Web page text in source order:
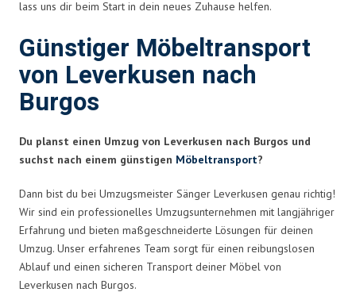
lass uns dir beim Start in dein neues Zuhause helfen.
Günstiger Möbeltransport
von Leverkusen nach
Burgos
Du planst einen Umzug von Leverkusen nach Burgos und
suchst nach einem günstigen Möbeltransport?
Dann bist du bei Umzugsmeister Sänger Leverkusen genau richtig!
Wir sind ein professionelles Umzugsunternehmen mit langjähriger
Erfahrung und bieten maßgeschneiderte Lösungen für deinen
Umzug. Unser erfahrenes Team sorgt für einen reibungslosen
Ablauf und einen sicheren Transport deiner Möbel von
Leverkusen nach Burgos.